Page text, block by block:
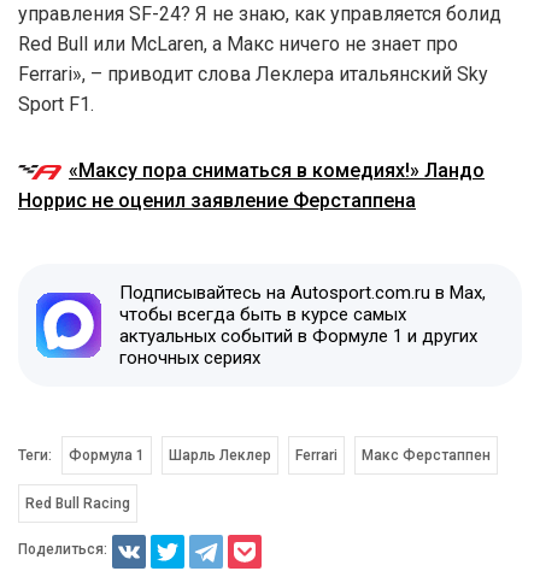
управления SF-24? Я не знаю, как управляется болид
Red Bull или McLaren, а Макс ничего не знает про
Ferrari», – приводит слова Леклера итальянский Sky
Sport F1.
«Максу пора сниматься в комедиях!» Ландо
Норрис не оценил заявление Ферстаппена
Подписывайтесь на Autosport.com.ru в Max,
чтобы всегда быть в курсе самых
актуальных событий в Формуле 1 и других
гоночных сериях
Теги: Формула 1 Шарль Леклер Ferrari Макс Ферстаппен
Red Bull Racing
Поделиться: